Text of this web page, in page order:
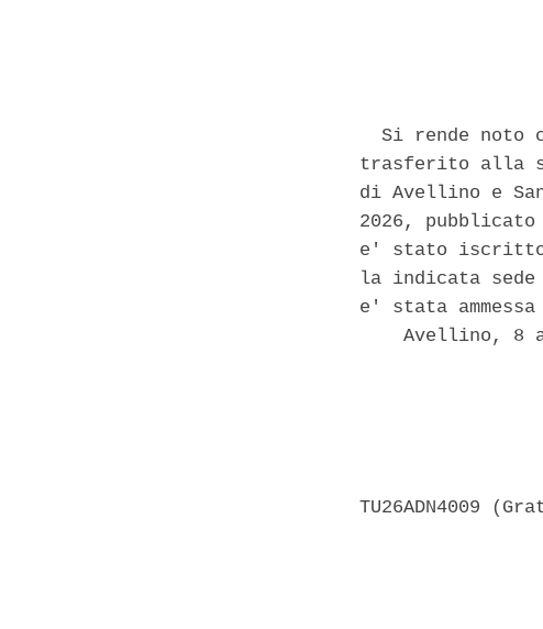
Si rende noto
trasferito alla
di Avellino e
2026,
e' stato
la indicata
e' stata
Avellino, 8